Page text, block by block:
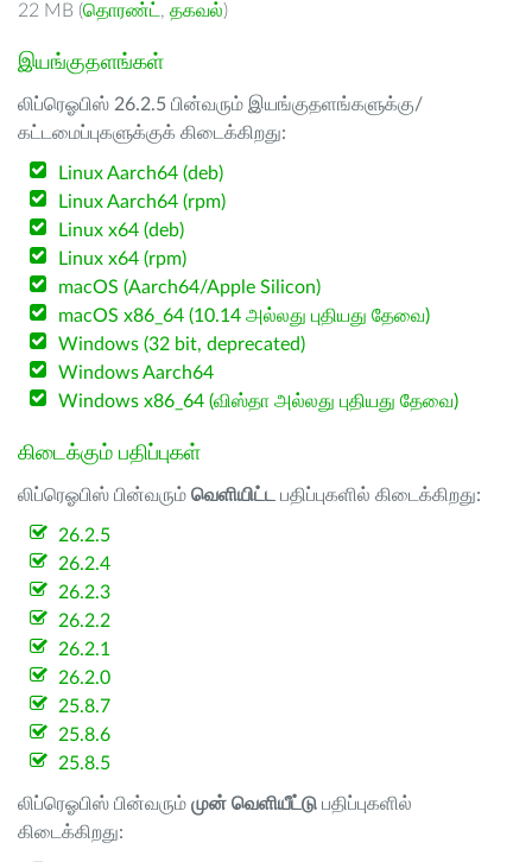
22 MB (தொரண்ட் , தகவல்)
இயங்குதளங்கள்
லிப்ரெஓபிஸ் 26.2.5 பின்வரும் இயங்குதளங்களுக்கு/
கட்டமைப்புகளுக்குக் கிடைக்கிறது:
Linux Aarch64 (deb)
Linux Aarch64 (rpm)
Linux x64 (deb)
Linux x64 (rpm)
macOS (Aarch64/Apple Silicon)
macOS x86_64 (10.14 அல்லது புதியது தேவை)
Windows (32 bit, deprecated)
Windows Aarch64
Windows x86_64 (விஸ்தா அல்லது புதியது தேவை)
கிடைக்கும் பதிப்புகள்
லிப்ரெஓபிஸ் பின்வரும் வெளியிட்ட பதிப்புகளில் கிடைக்கிறது:
26.2.5
26.2.4
26.2.3
26.2.2
26.2.1
26.2.0
25.8.7
25.8.6
25.8.5
லிப்ரெஓபிஸ் பின்வரும் முன் வெளியீட்டு பதிப்புகளில்
கிடைக்கிறது: